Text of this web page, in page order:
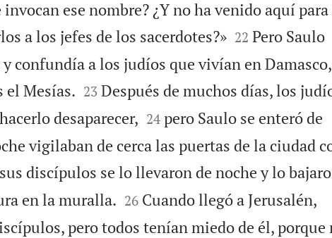
ese nombre? ¿Y no ha venido aquí para
a los jefes de los sacerdotes?»
22 Pero Saulo
y confundía a los judíos que vivían en Damasco,
el Mesías.
23 Después de muchos días, los
desaparecer, 

24 pero Saulo se enteró de
vigilaban de cerca las puertas de la ciudad
discípulos se lo llevaron de noche y lo
en la muralla.
26 Cuando llegó a Jerusalén,
pero todos tenían miedo de él, porque